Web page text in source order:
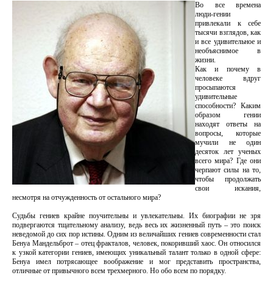
Во все времена
люди-гении
привлекали к себе
тысячи взглядов, как
и все удивительное и
необъяснимое в
жизни.
Как и почему в
человеке вдруг
просыпаются
удивительные
способности? Каким
образом гении
находят ответы на
вопросы, которые
мучили не один
десяток лет ученых
всего мира? Где они
черпают силы на то,
чтобы продолжать
свои искания,
несмотря на отчужденность от остального мира?
Судьбы гениев крайне поучительны и увлекательны. Их биографии не зря
подвергаются тщательному анализу, ведь весь их жизненный путь – это поиск
неведомой до сих пор истины. Одним из величайших гениев современности стал
Бенуа Мандельброт – отец фракталов, человек, покоривший хаос. Он относился
к узкой категории гениев, имеющих уникальный талант только в одной сфере:
Бенуа имел потрясающее воображение и мог представить пространства,
отличные от привычного всем трехмерного. Но обо всем по порядку.